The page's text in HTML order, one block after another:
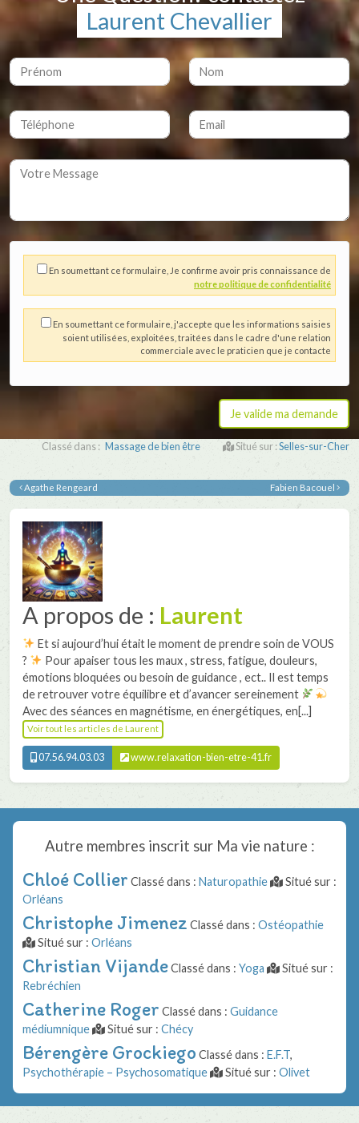
Laurent Chevallier
En soumettant ce formulaire, Je confirme avoir pris connaissance de
notre politique de confidentialité
En soumettant ce formulaire, j'accepte que les informations saisies
soient utilisées, exploitées, traitées dans le cadre d'une relation
commerciale avec le praticien que je contacte
Classé dans : Massage de bien être Situé sur :Selles-sur-Cher
Agathe Rengeard Fabien Bacouel
A propos de : Laurent
Et si aujourd’hui était le moment de prendre soin de VOUS
?
Pour apaiser tous les maux , stress, fatigue, douleurs,
émotions bloquées ou besoin de guidance , ect.. Il est temps
de retrouver votre équilibre et d’avancer sereinement
Avec des séances en magnétisme, en énergétiques, en[...]
Voir tout les articles de Laurent
07.56.94.03.03 www.relaxation-bien-etre-41.fr
Autre membres inscrit sur Ma vie nature :
Chloé Collier Classé dans : Naturopathie
Situé sur :
Orléans
Christophe Jimenez Classé dans : Ostéopathie
Situé sur : Orléans
Christian VijandeClassé dans : Yoga
Situé sur :
Rebréchien
Catherine Roger Classé dans : Guidance
médiumnique
Situé sur : Chécy
Bérengère Grockiego Classé dans : E.F.T,
Psychothérapie – Psychosomatique
Situé sur : Olivet